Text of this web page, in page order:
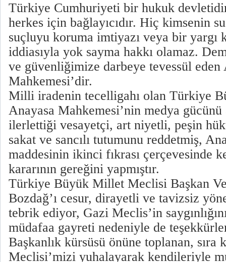
Türkiye Cumhuriyeti bir hukuk
herkes için bağlayıcıdır. Hiç kimsenin
suçluyu koruma imtiyazı veya bir yargı
iddiasıyla yok sayma hakkı olamaz.
ve güvenliğimize darbeye tevessül eden
Mahkemesi’dir.
Milli iradenin tecelligahı olan Türkiye
Anayasa Mahkemesi’nin medya gücünü
ilerlettiği vesayetçi, art niyetli, peşin
sakat ve sancılı tutumunu reddetmiş,
maddesinin ikinci fıkrası çerçevesinde
kararının gereğini yapmıştır.
Türkiye Büyük Millet Meclisi Başkan
Bozdağ’ı cesur, dirayetli ve tavizsiz
tebrik ediyor, Gazi Meclis’in
müdafaa gayreti nedeniyle de
Başkanlık kürsüsü önüne toplanan, sıra
Meclisi’mizi yuhalayarak kendileriyle